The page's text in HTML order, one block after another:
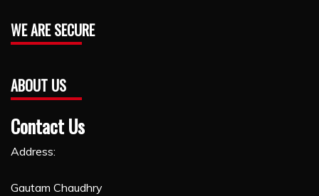
WE ARE SECURE
ABOUT US
Contact Us
Address:
Gautam Chaudhry